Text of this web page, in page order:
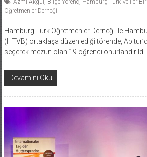
Azmi Akgül , Bilge Yörenç, Hamburg Türk Veliler
Öğretmenler Derneği
Hamburg Türk Öğretmenler Derneği ile
(HTVB) ortaklaşa düzenlediği törende,
seçerek mezun olan 19 öğrenci
Devamını Oku